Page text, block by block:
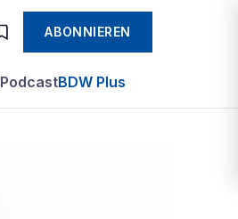
ABONNIEREN
PodcastBDW Plus